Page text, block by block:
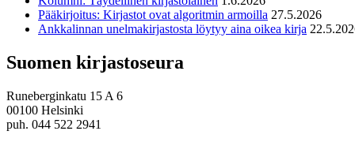
Pääkirjoitus: Kirjastot ovat algoritmin armoilla 27.5.2026
Ankkalinnan unelmakirjastosta löytyy aina oikea kirja
Suomen kirjastoseura
Runeberginkatu 15 A 6
00100 Helsinki
puh. 044 522 2941